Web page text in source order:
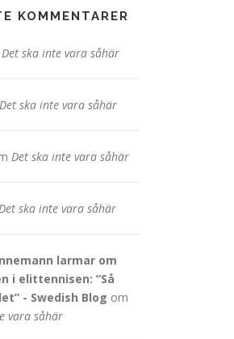
KOMMENTARER
Det ska inte vara såhär
Det ska inte vara såhär
Det ska inte vara såhär
ska inte vara såhär
larmar om
i elittennisen: ”Så
- Swedish Blog om
vara såhär